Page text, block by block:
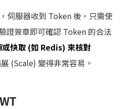
伺服器收到 Token 後，只需使
證簽章即可確認 Token 的合法
快取 (如 Redis) 來核對
(Scale) 變得非常容易。